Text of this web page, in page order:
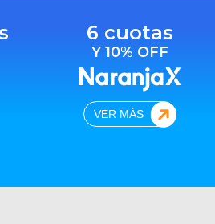
6 cuotas
Y 10% OFF
VER MÁS